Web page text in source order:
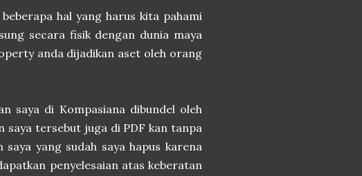
hal yang harus kita pahami
secara fisik dengan dunia maya
anda dijadikan aset oleh orang
saya di Kompasiana dibundel oleh
saya tersebut juga di PDF kan tanpa
yang sudah saya hapus karena
penyelesaian atas keberatan